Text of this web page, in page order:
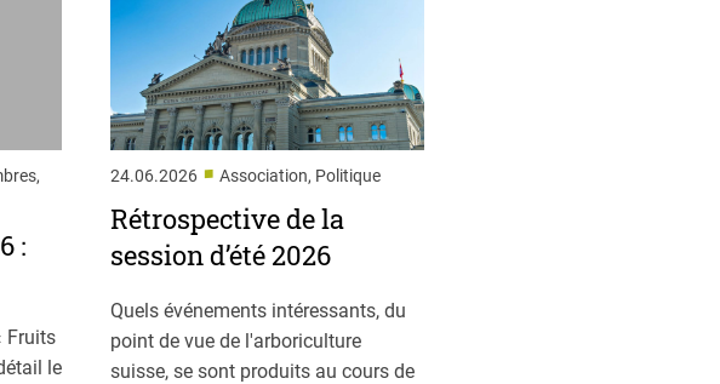
:
Fruits
le
24.06.2026 ■ Association, Politique
Rétrospective de la
session d’été 2026
Quels événements intéressants, du
point de vue de l'arboriculture
suisse, se sont produits au cours de